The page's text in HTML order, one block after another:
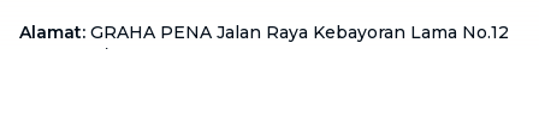
Alamat: GRAHA PENA Jalan Raya Kebayoran Lama No.12